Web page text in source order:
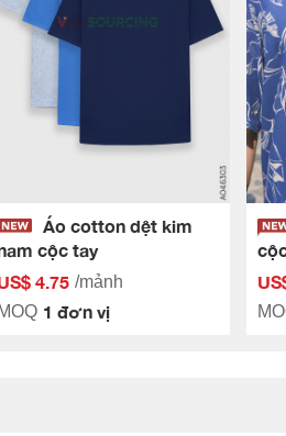
Áo cotton dệt kim
cộc tay
4.75 /mảnh
MOQ 1 đơn vị